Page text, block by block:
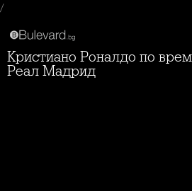
/
Кристиано Роналдо по време на тренировка с
Реал Мадрид